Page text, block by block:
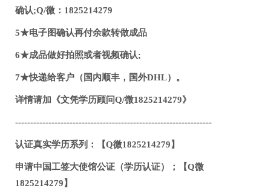
确认;Q/微：1825214279
5★电子图确认再付余款转做成品
6★成品做好拍照或者视频确认;
7★快递给客户（国内顺丰，国外DHL）。
详情请加《文凭学历顾问Q/微1825214279》
-----------------------------------------------------------------
认证真实学历系列：【Q微1825214279】
申请中国工签大使馆公证（学历认证）；【Q微
1825214279】